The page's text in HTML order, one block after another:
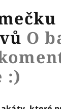
O
:)